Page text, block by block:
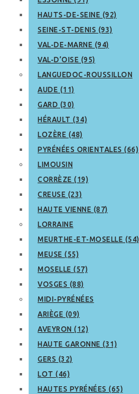
HAUTS-DE-SEINE (92)
SEINE-ST-DENIS (93)
VAL-DE-MARNE (94)
VAL-D’OISE (95)
LANGUEDOC-ROUSSILLON
AUDE (11)
GARD (30)
HÉRAULT (34)
LOZÈRE (48)
PYRÉNÉES ORIENTALES (66)
LIMOUSIN
CORRÈZE (19)
CREUSE (23)
HAUTE VIENNE (87)
LORRAINE
MEURTHE-ET-MOSELLE (54)
MEUSE (55)
MOSELLE (57)
VOSGES (88)
MIDI-PYRÉNÉES
ARIÈGE (09)
AVEYRON (12)
HAUTE GARONNE (31)
GERS (32)
LOT (46)
HAUTES PYRÉNÉES (65)